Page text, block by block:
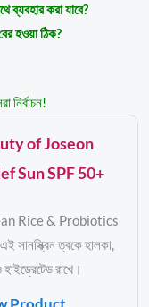
করা যাবে?
হওয়া ঠিক?
of Joseon
Sun SPF 50+
Rice & Probiotics
সানস্ক্রিন ত্বকে হালকা,
রাখে।